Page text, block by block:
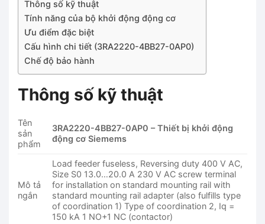
Thông số kỹ thuật
Tính năng của bộ khởi động động cơ
Ưu điểm đặc biệt
Cấu hình chi tiết (3RA2220-4BB27-0AP0)
Chế độ bảo hành
Thông số kỹ thuật
Tên
sản
phẩm
3RA2220-4BB27-0AP0 – Thiết bị khởi động
động cơ Siemems
Mô tả
ngắn
Load feeder fuseless, Reversing duty 400 V AC,
Size S0 13.0…20.0 A 230 V AC screw terminal
for installation on standard mounting rail with
standard mounting rail adapter (also fulfills type
of coordination 1) Type of coordination 2, Iq =
150 kA 1 NO+1 NC (contactor)